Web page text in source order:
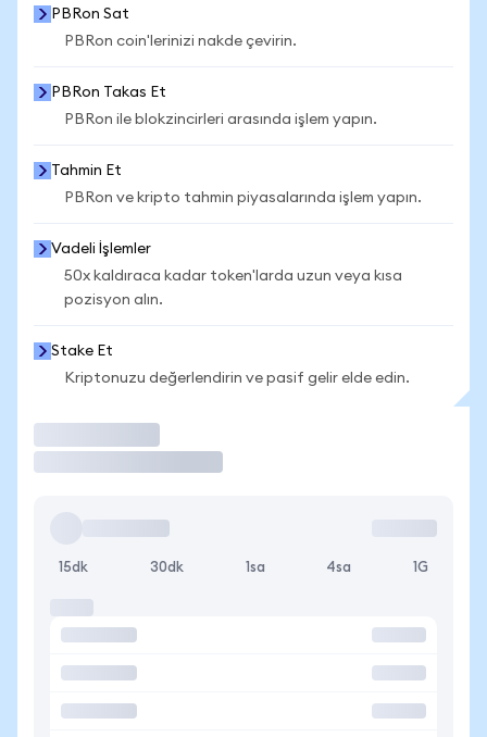
PBRon Sat
PBRon coin'lerinizi nakde çevirin.
PBRon Takas Et
PBRon ile blokzincirleri arasında işlem yapın.
Tahmin Et
PBRon ve kripto tahmin piyasalarında işlem yapın.
Vadeli İşlemler
50x kaldıraca kadar token'larda uzun veya kısa
pozisyon alın.
Stake Et
Kriptonuzu değerlendirin ve pasif gelir elde edin.
15dk 30dk 1sa 4sa 1G